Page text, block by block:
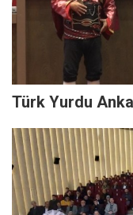
Türk Yurdu